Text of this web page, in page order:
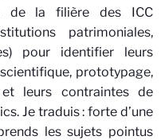
de la filière des ICC
patrimoniales,
pour identifier leurs
prototypage,
leurs contraintes de
Je traduis : forte d’une
les sujets pointus